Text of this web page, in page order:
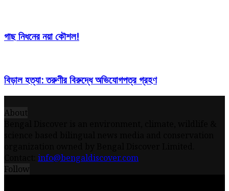
গাছ নিধনের নয়া কৌশল!
বিড়াল হত্যা: তরুণীর বিরুদ্ধে অভিযোগপত্র গ্রহণ
About
info@bengaldiscover.com
Follow